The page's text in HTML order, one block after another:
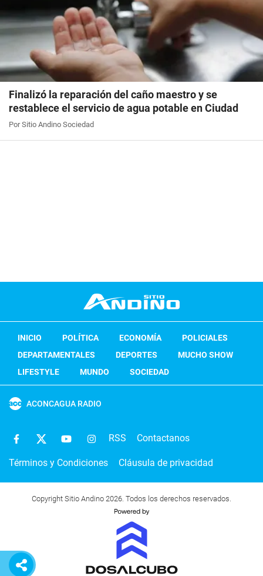
Finalizó la reparación del caño maestro y se
restablece el servicio de agua potable en Ciudad
Por Sitio Andino Sociedad
INICIO POLÍTICA ECONOMÍA
POLICIALES
DEPARTAMENTALES
DEPORTES
MUCHO SHOW
LIFESTYLE
MUNDO SOCIEDAD
ACONCAGUA RADIO
RSS Contactanos
Términos y Condiciones Cláusula de privacidad
Copyright Sitio Andino 2026. Todos los derechos reservados.